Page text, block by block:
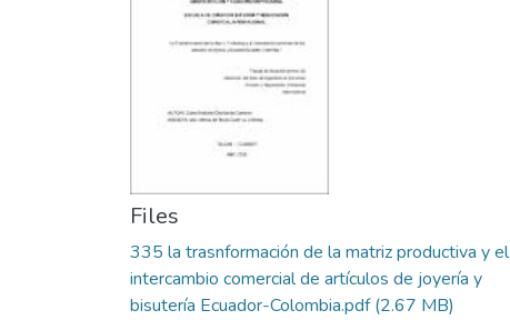
Files
335 la trasnformación de la matriz productiva y el
intercambio comercial de artículos de joyería y
bisutería Ecuador-Colombia.pdf(2.67 MB)